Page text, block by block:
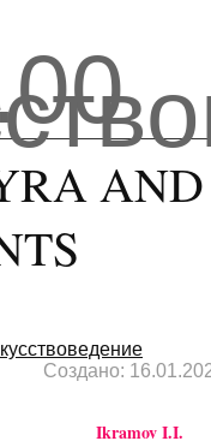
AND
Создано:
Ikramov I.I.